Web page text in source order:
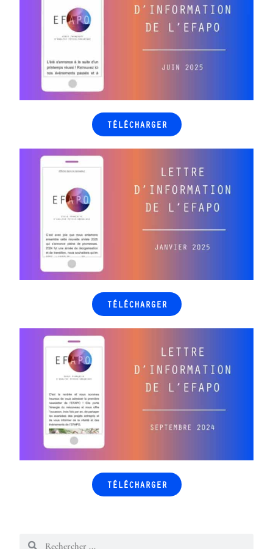
TÉLÉCHARGER
TÉLÉCHARGER
TÉLÉCHARGER